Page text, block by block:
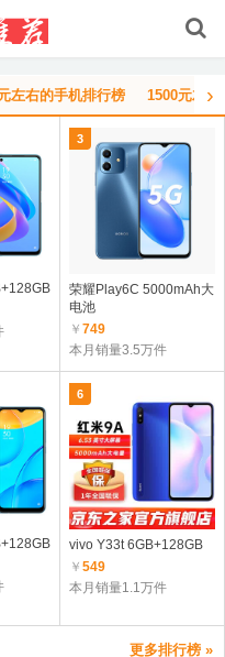
左右的手机排行榜 1500元左›
3
荣耀Play6C 5000mAh大
电池
￥749
本月销量3.5万件
6
vivo Y33t 6GB+128GB
￥549
本月销量1.1万件
更多排行榜 »